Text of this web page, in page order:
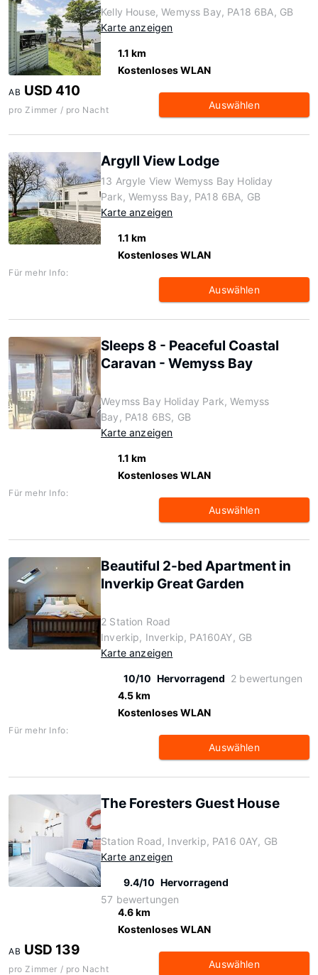
Kelly House, Wemyss Bay, PA18 6BA, GB
Karte anzeigen
1.1 km
Kostenloses WLAN
AB USD 410
pro Zimmer / pro Nacht Auswählen
Argyll View Lodge
13 Argyle View Wemyss Bay Holiday
Park, Wemyss Bay, PA18 6BA, GB
Karte anzeigen
1.1 km
Kostenloses WLAN
Für mehr Info:
Auswählen
Sleeps 8 - Peaceful Coastal
Caravan - Wemyss Bay
Weymss Bay Holiday Park, Wemyss
Bay, PA18 6BS, GB
Karte anzeigen
1.1 km
Kostenloses WLAN
Für mehr Info:
Auswählen
Beautiful 2-bed Apartment in
Inverkip Great Garden
2 Station Road
Inverkip, Inverkip, PA160AY, GB
Karte anzeigen
10/10 Hervorragend 2 bewertungen
4.5 km
Kostenloses WLAN
Für mehr Info:
Auswählen
The Foresters Guest House
Station Road, Inverkip, PA16 0AY, GB
Karte anzeigen
9.4/10 Hervorragend
57 bewertungen
4.6 km
Kostenloses WLAN
AB USD 139
pro Zimmer / pro Nacht Auswählen